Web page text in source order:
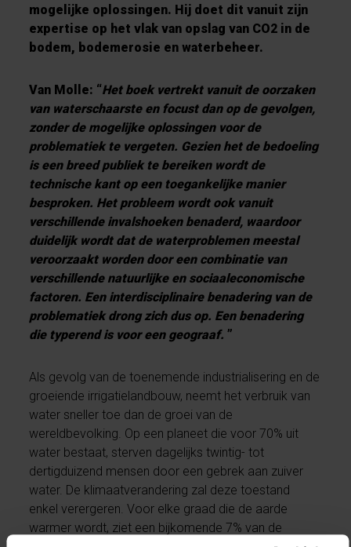
mogelijke oplossingen. Hij doet dit vanuit zijn
expertise op het vlak van opslag van CO2 in de
bodem, bodemerosie en waterbeheer.
Van Molle: “Het boek vertrekt vanuit de oorzaken
van waterschaarste en focust dan op de gevolgen,
zonder de mogelijke oplossingen voor de
problematiek te vergeten. Gezien het de bedoeling
is een breed publiek te bereiken wordt de
technische kant op een toegankelijke manier
besproken. Het probleem wordt ook vanuit
verschillende invalshoeken benaderd, waardoor
duidelijk wordt dat de waterproblemen meestal
veroorzaakt worden door een combinatie van
verschillende natuurlijke en sociaaleconomische
factoren. Een interdisciplinaire benadering van de
problematiek drong zich dus op. Een benadering
die typerend is voor een geograaf. ”
Als gevolg van de toenemende industrialisering en de
groeiende irrigatielandbouw, neemt het verbruik van
water sneller toe dan de groei van de
wereldbevolking. Op een planeet die voor 70% uit
water bestaat, sterven dagelijks twintig- tot
dertigduizend mensen door een gebrek aan zuiver
water. De klimaatverandering zal deze toestand
enkel verergeren. Voor elke graad die de aarde
warmer wordt, ziet een bijkomende 7% van de